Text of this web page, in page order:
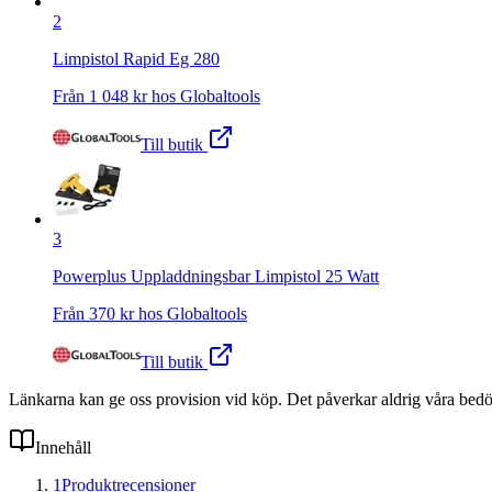
2
Limpistol Rapid Eg 280
Från 1 048 kr hos Globaltools
Till butik
3
Powerplus Uppladdningsbar Limpistol 25 Watt
Från 370 kr hos Globaltools
Till butik
Länkarna kan ge oss provision vid köp. Det påverkar aldrig våra
Innehåll
1Produktrecensioner